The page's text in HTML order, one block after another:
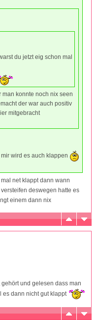
du jetzt eig schon mal
konnte noch nix seen
der war auch positiv
mitgebracht
wird es auch klappen
net klappt dann wann
deswegen hatte es
einem dann nix
und gelesen dass man
es dann nicht gut klappt